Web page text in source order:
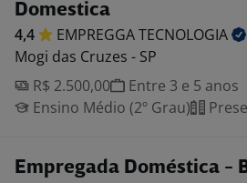
Domestica
4,4 EMPREGGATECNOLOGIA
Mogi das Cruzes - SP
R$ 2.500,00
Entre 3 e 5 anos
Ensino Médio (2º Grau)
Empregada Doméstica -